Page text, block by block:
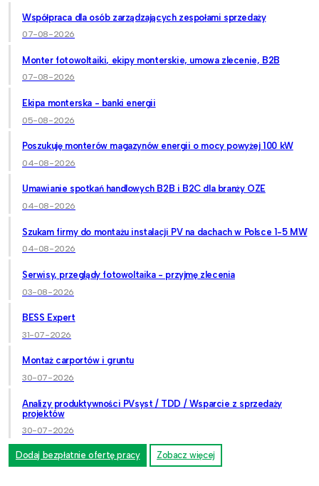
Współpraca dla osób zarządzających zespołami sprzedaży
07-08-2026
Monter fotowoltaiki, ekipy monterskie, umowa zlecenie, B2B
07-08-2026
Ekipa monterska - banki energii
05-08-2026
Poszukuję monterów magazynów energii o mocy powyżej 100 kW
04-08-2026
Umawianie spotkań handlowych B2B i B2C dla branży OZE
04-08-2026
Szukam firmy do montażu instalacji PV na dachach w Polsce 1-5 MW
04-08-2026
Serwisy, przeglądy fotowoltaika - przyjmę zlecenia
03-08-2026
BESS Expert
31-07-2026
Montaż carportów i gruntu
30-07-2026
Analizy produktywności PVsyst / TDD / Wsparcie z sprzedaży
projektów
30-07-2026
Dodaj bezpłatnie ofertę pracy Zobacz więcej